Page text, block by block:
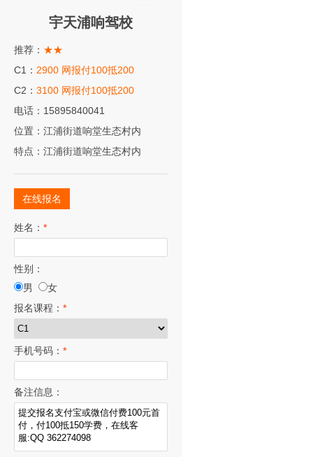
宇天浦响驾校
推荐： ★★
C1： 2900 网报付100抵200
C2： 3100 网报付100抵200
电话：15895840041
位置：江浦街道响堂生态村内
特点：江浦街道响堂生态村内
在线报名
姓名： *
性别：
男
女
报名课程： *
手机号码： *
备注信息：